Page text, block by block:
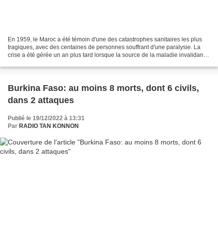
En 1959, le Maroc a été témoin d'une des catastrophes sanitaires les plus
tragiques, avec des centaines de personnes souffrant d'une paralysie. La
crise a été gérée un an plus tard lorsque la source de la maladie invalidante
Burkina Faso: au moins 8 morts, dont 6 civils,
dans 2 attaques
Publié le 19/12/2022 à 13:31
Par RADIO TAN KONNON